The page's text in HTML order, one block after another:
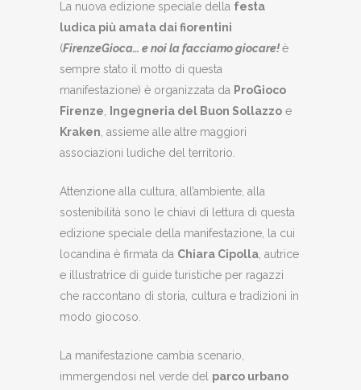
La nuova edizione speciale della festa
ludica più amata dai fiorentini
(FirenzeGioca… e noi la facciamo giocare!è
sempre stato il motto di questa
manifestazione) è organizzata da ProGioco
Firenze
Ingegneria del Buon Sollazzo e
Kraken , assieme alle altre maggiori
associazioni ludiche del territorio.
Attenzione alla cultura, all’ambiente, alla
sostenibilità sono le chiavi di lettura di questa
edizione speciale della manifestazione, la cui
locandina è firmata da Chiara Cipolla , autrice
e illustratrice di guide turistiche per ragazzi
che raccontano di storia, cultura e tradizioni in
modo giocoso.
La manifestazione cambia scenario,
immergendosi nel verde del parco urbano